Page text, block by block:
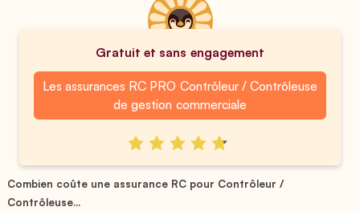
Gratuit et sans engagement
Les assurances RC PRO Contrôleur / Contrôleuse
de gestion commerciale
Combien coûte une assurance RC pour Contrôleur /
Contrôleuse...